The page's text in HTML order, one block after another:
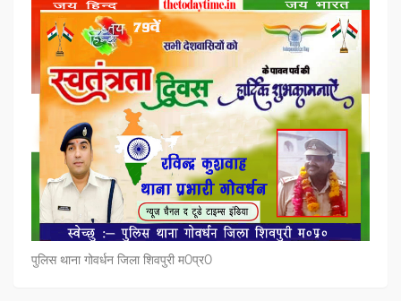
पुलिस थाना गोवर्धन जिला शिवपुरी म0प्र0